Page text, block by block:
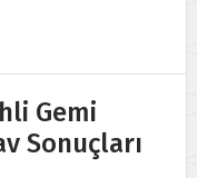
Gemi
Sonuçları